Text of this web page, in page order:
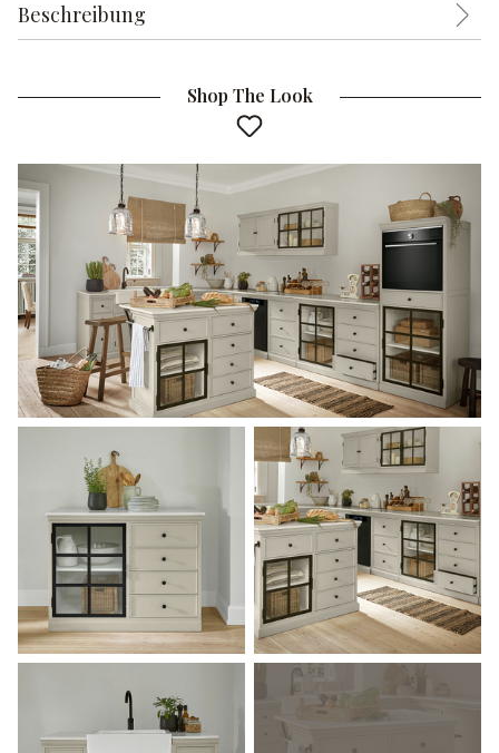
Beschreibung
Shop The Look